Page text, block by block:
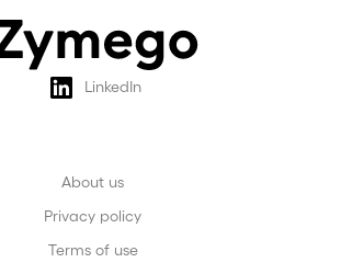
LinkedIn
About us
Privacy policy
Terms of use